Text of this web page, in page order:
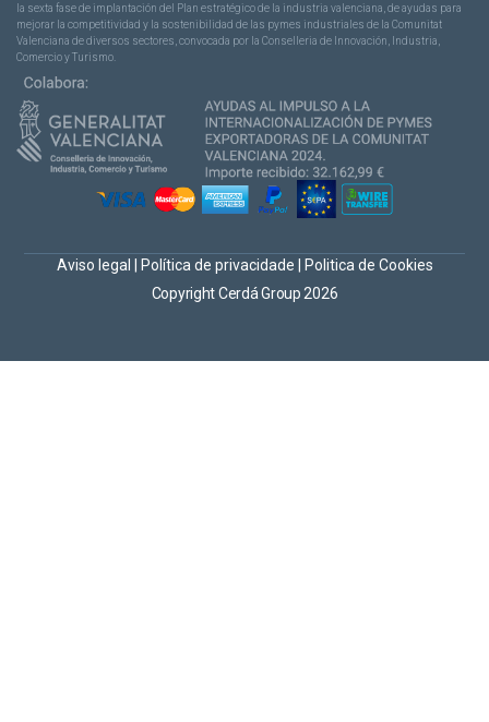
la sexta fase de implantación del Plan estratégico de la industria valenciana, de ayudas para
mejorar la competitividad y la sostenibilidad de las pymes industriales de la Comunitat
Valenciana de diversos sectores, convocada por la Conselleria de Innovación, Industria,
Comercio y Turismo.
Copyright Cerdá Group 2026
Aviso legal Política de privacidade Politica de Cookies